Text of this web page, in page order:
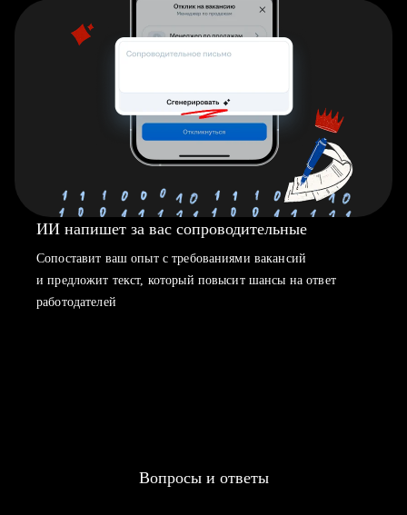
ИИ напишет за вас сопроводительные
Сопоставит ваш опыт с требованиями вакансий
и предложит текст, который повысит шансы на ответ
работодателей
Вопросы и ответы